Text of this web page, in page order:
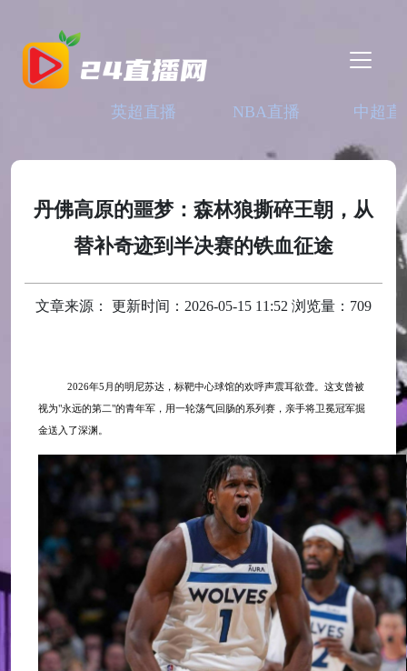
英超直播 NBA直播 中超直
丹佛高原的噩梦：森林狼撕碎王朝，从
替补奇迹到半决赛的铁血征途
文章来源： 更新时间：2026-05-15 11:52 浏览量：709
2026年5月的明尼苏达，标靶中心球馆的欢呼声震耳欲聋。这支曾被
视为"永远的第二"的青年军，用一轮荡气回肠的系列赛，亲手将卫冕冠军掘
金送入了深渊。